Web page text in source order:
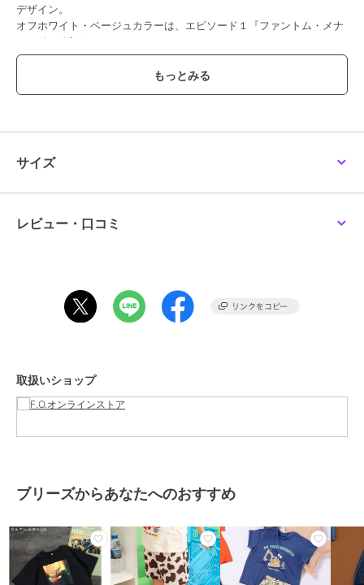
デザイン。
オフホワイト・ベージュカラーは、エピソード１『ファントム・メナ
ス』 をデザイン。
キッズ～大人サイズまでの展開◎
#BREEZE
【サイズ情報】
110：身丈45 身幅40 肩幅39 袖丈14 袖口幅15
期間限定セール開催中
ー
ガールズ
カラー
オフホワイト、ベージュ、ブラッ
ク、アイボリー
サイズ
レビュー・口コミ
取扱いショップ
ブリーズからあなたへのおすすめ